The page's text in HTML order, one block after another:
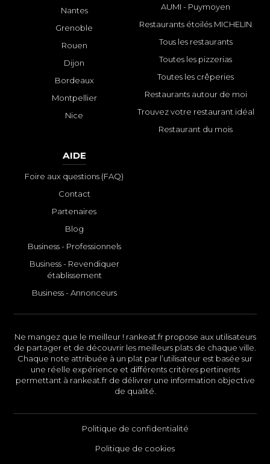
Nantes
Grenoble
Rouen
Dijon
Bordeaux
Montpellier
Nice
AUMI - Puymoyen
Restaurants étoilés MICHELIN
Tous les restaurants
Toutes les pizzerias
Toutes les crêperies
Restaurants autour de moi
Trouvez votre restaurant idéal
Restaurant du mois
AIDE
Foire aux questions (FAQ)
Contact
Partenaires
Blog
Business - Professionnels
Business - Revendiquer
établissement
Business - Annonceurs
Ne mangez que le meilleur ! rankeat.fr propose aux utilisateurs
de partager et de découvrir les meilleurs plats de chaque ville.
Chaque note attribuée à un plat par l’utilisateur est basée sur
une réelle expérience et différents critères pertinents
permettant à rankeat.fr de délivrer une information objective
de qualité.
Politique de confidentialité
Politique de cookies